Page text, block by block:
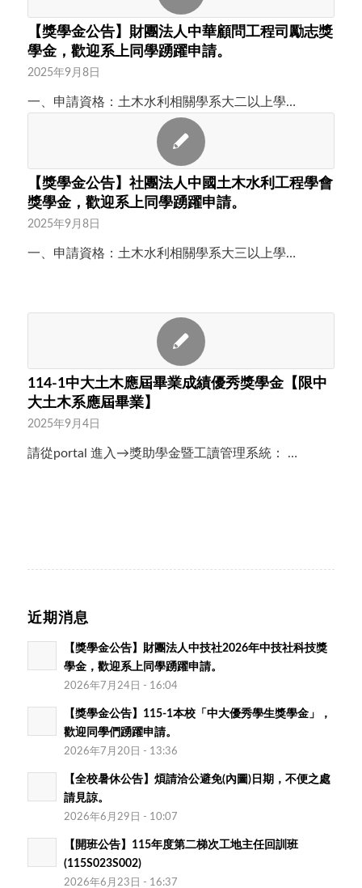
【獎學金公告】財團法人中華顧問工程司勵志獎
學金，歡迎系上同學踴躍申請。
2025年9月8日
一、申請資格：土木水利相關學系大二以上學…
【獎學金公告】社團法人中國土木水利工程學會
獎學金，歡迎系上同學踴躍申請。
2025年9月8日
一、申請資格：土木水利相關學系大三以上學…
114-1中大土木應屆畢業成績優秀獎學金【限中
大土木系應屆畢業】
2025年9月4日
請從portal 進入→獎助學金暨工讀管理系統： …
近期消息
【獎學金公告】財團法人中技社2026年中技社科技獎
學金，歡迎系上同學踴躍申請。
2026年7月24日 - 16:04
【獎學金公告】115-1本校「中大優秀學生獎學金」，
歡迎同學們踴躍申請。
2026年7月20日 - 13:36
【全校暑休公告】煩請洽公避免(內圖)日期，不便之處
請見諒。
2026年6月29日 - 10:07
【開班公告】115年度第二梯次工地主任回訓班
(115S023S002)
2026年6月23日 - 16:37